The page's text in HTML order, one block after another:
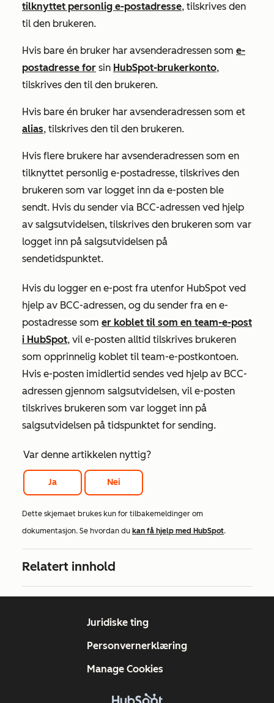
tilknyttet personlig e-postadresse, tilskrives den
til den brukeren.
Hvis bare én bruker har avsenderadressen som e-
postadresse for sin HubSpot-brukerkonto,
tilskrives den til den brukeren.
Hvis bare én bruker har avsenderadressen som et
alias, tilskrives den til den brukeren.
Hvis flere brukere har avsenderadressen som en
tilknyttet personlig e-postadresse, tilskrives den
brukeren som var logget inn da e-posten ble
sendt. Hvis du sender via BCC-adressen ved hjelp
av salgsutvidelsen, tilskrives den brukeren som var
logget inn på salgsutvidelsen på
sendetidspunktet.
Hvis du logger en e-post fra utenfor HubSpot ved
hjelp av BCC-adressen, og du sender fra en e-
postadresse som er koblet til som en team-e-post
i HubSpot, vil e-posten alltid tilskrives brukeren
som opprinnelig koblet til team-e-postkontoen.
Hvis e-posten imidlertid sendes ved hjelp av BCC-
adressen gjennom salgsutvidelsen, vil e-posten
tilskrives brukeren som var logget inn på
salgsutvidelsen på tidspunktet for sending.
Var denne artikkelen nyttig?
Ja Nei
Dette skjemaet brukes kun for tilbakemeldinger om
dokumentasjon. Se hvordan du kan få hjelp med HubSpot.
Relatert innhold
Juridiske ting
Personvernerklæring
Manage Cookies